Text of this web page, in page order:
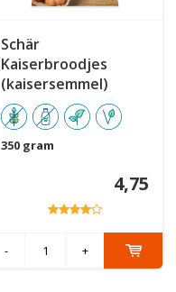
Schär
Kaiserbroodjes
(kaisersemmel)
350 gram
4,75
- +